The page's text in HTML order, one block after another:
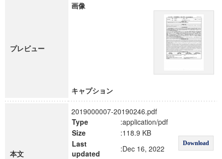
プレビュー
画像
キャプション
本文
2019000007-20190246.pdf
Type
:application/pdf
Download
Size
:118.9 KB
Last
updated
:Dec 16, 2022